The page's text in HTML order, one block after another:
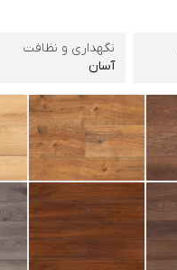
نگهداری و نظافت
آسان